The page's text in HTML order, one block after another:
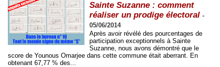
Sainte Suzanne : comment
réaliser un prodige électoral -
05/06/2014
Après avoir révélé des pourcentages de
participation exceptionnels à Sainte
Suzanne, nous avons démontré que le
score de Younous Omarjee dans cette commune était aberrant. En
obtenant 67,77 % des...